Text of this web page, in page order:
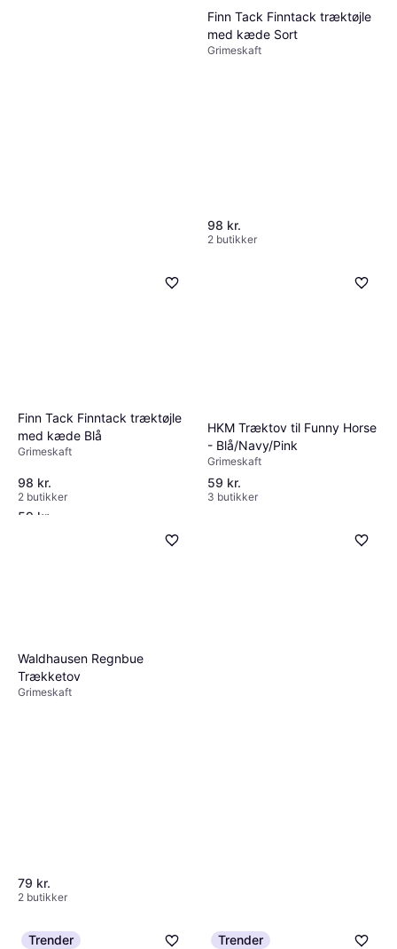
Grimeskaft, meter
Grimeskaft
59 kr.
Finn Tack Finntack træktøjle
med kæde Sort
Grimeskaft
98 kr.
2 butikker
Finn Tack Finntack træktøjle
med kæde Blå
Grimeskaft
98 kr.
2 butikker
HKM Træktov til Funny Horse
- Blå/Navy/Pink
Grimeskaft
59 kr.
3 butikker
Waldhausen Regnbue
Trækketov
Grimeskaft
79 kr.
2 butikker
Trender Trender